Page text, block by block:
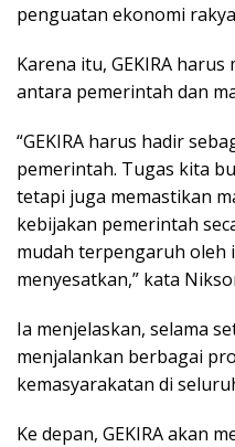
penguatan ekonomi
Karena itu, GEKIRA
antara pemerintah dan
“GEKIRA harus hadir
pemerintah. Tugas kita
tetapi juga memastikan
kebijakan pemerintah
mudah terpengaruh oleh
menyesatkan,” kata
Ia menjelaskan, selama
menjalankan berbagai
kemasyarakatan di
Ke depan, GEKIRA akan